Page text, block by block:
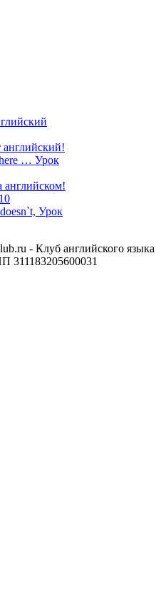
английский!
… Урок
английском!
Урок
- Клуб английского языка